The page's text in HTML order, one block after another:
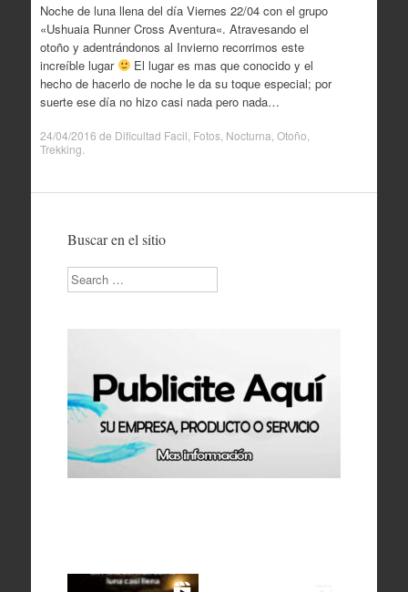
Noche de luna llena del día Viernes 22/04 con el grupo
«Ushuaia Runner Cross Aventura«. Atravesando el
otoño y adentrándonos al Invierno recorrimos este
increíble lugar
El lugar es mas que conocido y el
hecho de hacerlo de noche le da su toque especial; por
suerte ese día no hizo casi nada pero nada…
24/04/2016 de Dificultad Facil Fotos, Nocturna Otoño
Trekking
Buscar en el sitio
Search